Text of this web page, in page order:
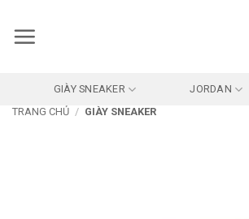
qua
GIÀY SNEAKER JORDAN
TRANG CHỦ / GIÀY SNEAKER